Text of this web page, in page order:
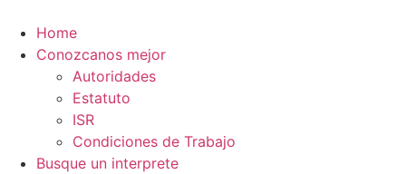
contenido
Home
Conozcanos mejor
Autoridades
Estatuto
ISR
Condiciones de Trabajo
Busque un interprete